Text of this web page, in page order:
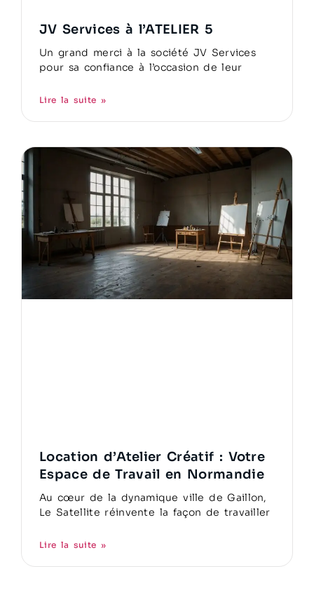
JV Services à l’ATELIER 5
Un grand merci à la société JV Services
pour sa confiance à l’occasion de leur
Lire la suite »
Location d’Atelier Créatif : Votre
Espace de Travail en Normandie
Au cœur de la dynamique ville de Gaillon,
Le Satellite réinvente la façon de travailler
Lire la suite »